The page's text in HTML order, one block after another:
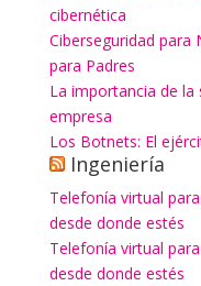
cibernética
Ciberseguridad para
para Padres
La importancia de la
empresa
Los Botnets: El
Ingeniería
Telefonía virtual
desde donde estés
Telefonía virtual
desde donde estés